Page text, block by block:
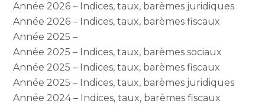
Année 2026 – Indices, taux, barèmes juridiques
Année 2026 – Indices, taux, barèmes fiscaux
Année 2025 –
Année 2025 – Indices, taux, barèmes sociaux
Année 2025 – Indices, taux, barèmes fiscaux
Année 2025 – Indices, taux, barèmes juridiques
Année 2024 – Indices, taux, barèmes fiscaux